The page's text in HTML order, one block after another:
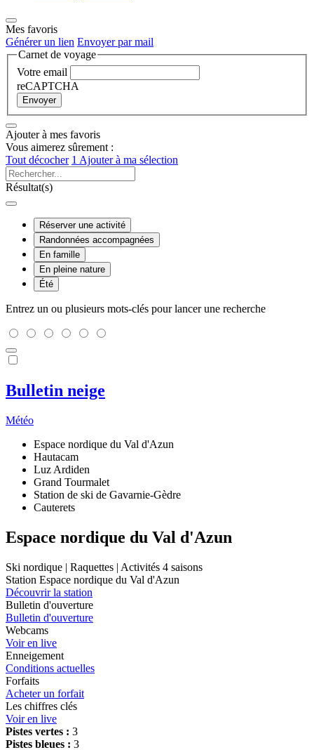
Mes favoris
Générer un lien Envoyer par mail
Carnet de voyage
Votre email
reCAPTCHA
Envoyer
Ajouter à mes favoris
Vous aimerez sûrement :
Tout décocher 1 Ajouter à ma sélection
Résultat(s)
Réserver une activité
Randonnées accompagnées
En famille
En pleine nature
Été
Entrez un ou plusieurs mots-clés pour lancer une recherche
Bulletin neige
Météo
Espace nordique du Val d'Azun
Hautacam
Luz Ardiden
Grand Tourmalet
Station de ski de Gavarnie-Gèdre
Cauterets
Espace nordique du Val d'Azun
Ski nordique | Raquettes | Activités 4 saisons
Station Espace nordique du Val d'Azun
Découvrir la station
Bulletin d'ouverture
Bulletin d'ouverture
Webcams
Voir en live
Enneigement
Conditions actuelles
Forfaits
Acheter un forfait
Les chiffres clés
Voir en live
Pistes vertes : 3
Pistes bleues : 3